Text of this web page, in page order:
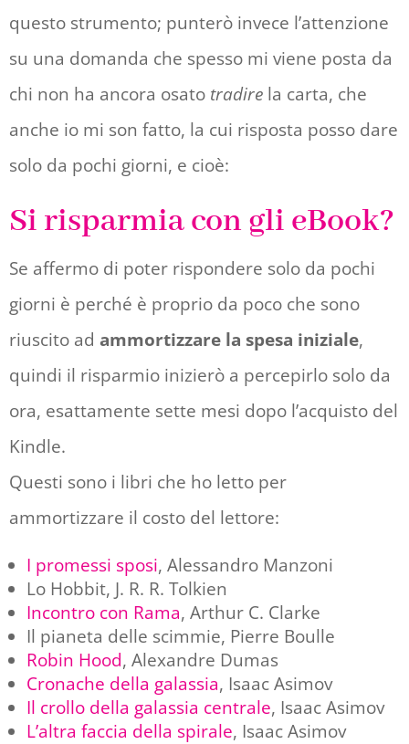
questo strumento; punterò invece l’attenzione
su una domanda che spesso mi viene posta da
chi non ha ancora osato tradire la carta, che
anche io mi son fatto, la cui risposta posso dare
solo da pochi giorni, e cioè:
Si risparmia con gli eBook?
Se affermo di poter rispondere solo da pochi
giorni è perché è proprio da poco che sono
riuscito ad ammortizzare la spesa iniziale,
quindi il risparmio inizierò a percepirlo solo da
ora, esattamente sette mesi dopo l’acquisto del
Kindle.
Questi sono i libri che ho letto per
ammortizzare il costo del lettore:
I promessi sposi, Alessandro Manzoni
Lo Hobbit, J. R. R. Tolkien
Incontro con Rama, Arthur C. Clarke
Il pianeta delle scimmie, Pierre Boulle
Robin Hood, Alexandre Dumas
Cronache della galassia, Isaac Asimov
Il crollo della galassia centrale, Isaac Asimov
L’altra faccia della spirale, Isaac Asimov